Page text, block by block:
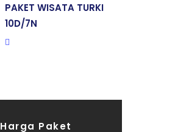
PAKET WISATA TURKI
10D/7N
Harga Paket